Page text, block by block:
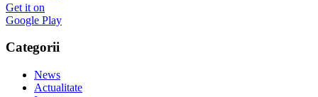
Get it on
Google Play
Categorii
News
Actualitate